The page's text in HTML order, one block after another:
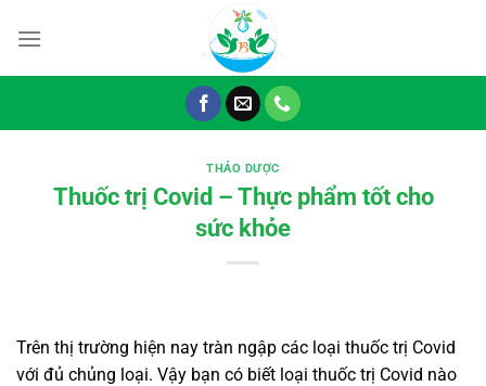
đến
THẢO DƯỢC
Thuốc trị Covid – Thực phẩm tốt cho
sức khỏe
Trên thị trường hiện nay tràn ngập các loại thuốc trị Covid
với đủ chủng loại. Vậy bạn có biết loại thuốc trị Covid nào